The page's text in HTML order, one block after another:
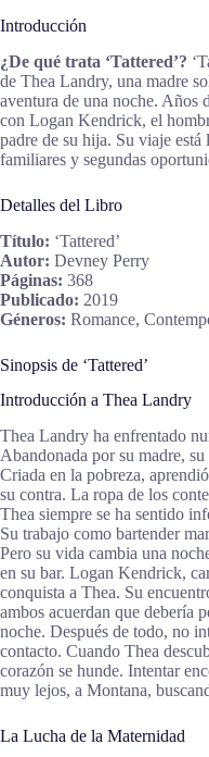
Introducción
¿De qué trata ‘Tattered’?
de Thea Landry, una madre
aventura de una noche. Años
con Logan Kendrick, el
padre de su hija. Su viaje
familiares y segundas
Detalles del Libro
Título: ‘Tattered’
Autor: Devney Perry
Páginas: 368
Publicado: 2019
Géneros: Romance,
Sinopsis de ‘Tattered’
Introducción a Thea Landry
Thea Landry ha enfrentado
Abandonada por su madre,
Criada en la pobreza,
su contra. La ropa de los
Thea siempre se ha sentido
Su trabajo como bartender
Pero su vida cambia una
en su bar. Logan Kendrick,
conquista a Thea. Su
ambos acuerdan que debería
noche. Después de todo, no
contacto. Cuando Thea
corazón se hunde. Intentar
muy lejos, a Montana,
La Lucha de la Maternidad